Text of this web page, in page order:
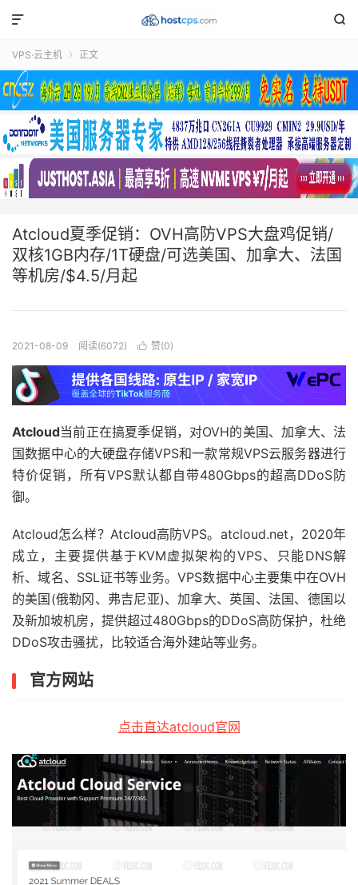


VPS·云主机  正文
Atcloud夏季促销：OVH高防VPS大盘鸡促销/
双核1GB内存/1T硬盘/可选美国、加拿大、法国
等机房/$4.5/月起
2021-08-09 阅读(6072)  赞(0)
Atcloud当前正在搞夏季促销，对OVH的美国、加拿大、法
国数据中心的大硬盘存储VPS和一款常规VPS云服务器进行
特价促销，所有VPS默认都自带480Gbps的超高DDoS防
御。
Atcloud怎么样？Atcloud高防VPS。atcloud.net，2020年
成立，主要提供基于KVM虚拟架构的VPS、只能DNS解
析、域名、SSL证书等业务。VPS数据中心主要集中在OVH
的美国(俄勒冈、弗吉尼亚)、加拿大、英国、法国、德国以
及新加坡机房，提供超过480Gbps的DDoS高防保护，杜绝
DDoS攻击骚扰，比较适合海外建站等业务。
官方网站
点击直达atcloud官网